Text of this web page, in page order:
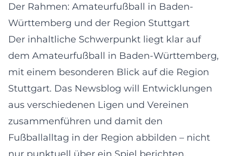
Der Rahmen: Amateurfußball in Baden-
Württemberg und der Region Stuttgart
Der inhaltliche Schwerpunkt liegt klar auf
dem Amateurfußball in Baden-Württemberg,
mit einem besonderen Blick auf die Region
Stuttgart. Das Newsblog will Entwicklungen
aus verschiedenen Ligen und Vereinen
zusammenführen und damit den
Fußballalltag in der Region abbilden – nicht
nur punktuell über ein Spiel berichten.